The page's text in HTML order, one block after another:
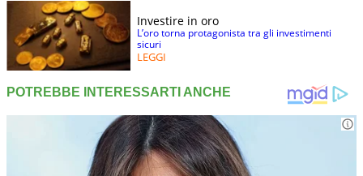
Investire in oro
L’oro torna protagonista tra gli investimenti
sicuri
LEGGI